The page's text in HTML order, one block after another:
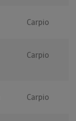
Carpio
Carpio
Carpio